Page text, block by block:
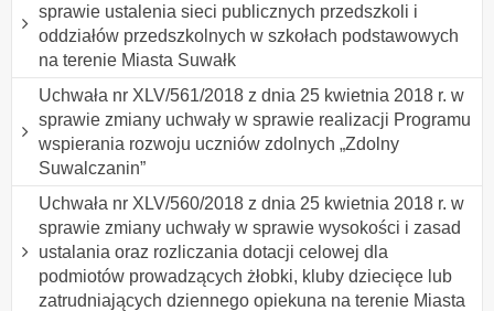
sprawie ustalenia sieci publicznych przedszkoli i
oddziałów przedszkolnych w szkołach podstawowych
na terenie Miasta Suwałk
Uchwała nr XLV/561/2018 z dnia 25 kwietnia 2018 r. w
sprawie zmiany uchwały w sprawie realizacji Programu
wspierania rozwoju uczniów zdolnych „Zdolny
Suwalczanin”
Uchwała nr XLV/560/2018 z dnia 25 kwietnia 2018 r. w
sprawie zmiany uchwały w sprawie wysokości i zasad
ustalania oraz rozliczania dotacji celowej dla
podmiotów prowadzących żłobki, kluby dziecięce lub
zatrudniających dziennego opiekuna na terenie Miasta